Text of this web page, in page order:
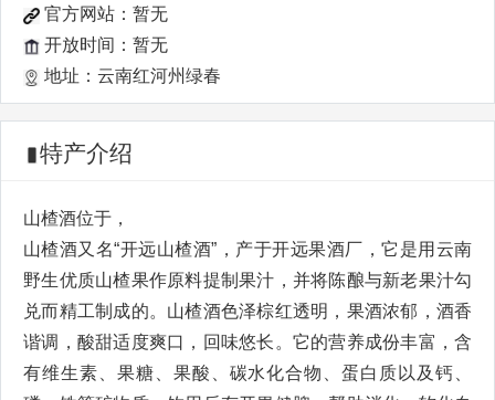
官方网站：暂无
开放时间：暂无
地址：云南红河州绿春
特产介绍
山楂酒位于，
山楂酒又名“开远山楂酒”，产于开远果酒厂，它是用云南
野生优质山楂果作原料提制果汁，并将陈酿与新老果汁勾
兑而精工制成的。山楂酒色泽棕红透明，果酒浓郁，酒香
谐调，酸甜适度爽口，回味悠长。它的营养成份丰富，含
有维生素、果糖、果酸、碳水化合物、蛋白质以及钙、